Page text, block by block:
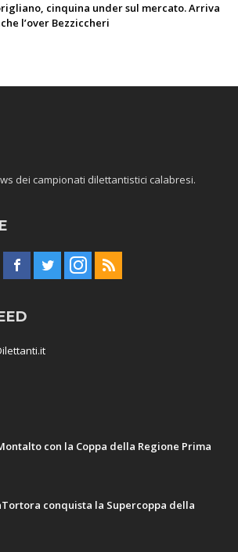
cinquina under sul mercato. Arriva
l’over Bezziccheri
dei campionati dilettantistici calabresi.
con la Coppa della Regione Prima
conquista la Supercoppa della